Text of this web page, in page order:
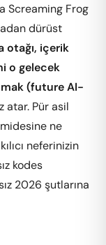
Screaming Frog
dürüst
otağı, içerik
o gelecek
(future AI-
atar. Pür asil
ne
neferinizin
kodes
2026 şutlarına